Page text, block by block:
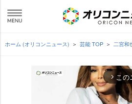
ホーム (オリコンニュース) 芸能 TOP 二宮和
arrow_forward_ios この